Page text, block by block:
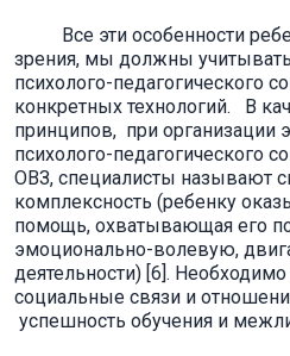
Все эти особенности
зрения, мы должны
психолого-педагогического
конкретных технологий. В
принципов, при организации
психолого-педагогического
ОВЗ, специалисты называют
комплексность (ребенку
помощь, охватывающая его
эмоционально-волевую,
деятельности) [6].
социальные связи и
успешность обучения и